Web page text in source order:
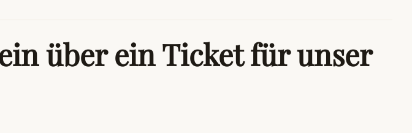
über ein Ticket für unser